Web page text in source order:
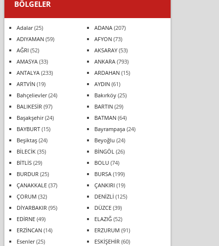
BÖLGELER
Adalar(25) ADANA(207)
ADIYAMAN(59) AFYON(73)
AĞRI (52) AKSARAY(53)
AMASYA(33) ANKARA(793)
ANTALYA(233) ARDAHAN(15)
ARTVİN(19) AYDIN(61)
Bahçelievler(24) Bakırköy(25)
BALIKESİR (97) BARTIN(29)
Başakşehir(24) BATMAN(64)
BAYBURT(15) Bayrampaşa(24)
Beşiktaş(24) Beyoğlu (24)
BİLECİK(35) BİNGÖL (26)
BİTLİS(29) BOLU (74)
BURDUR (25) BURSA(199)
ÇANAKKALE(37) ÇANKIRI (19)
ÇORUM (32) DENİZLİ (125)
DİYARBAKIR (95) DÜZCE(39)
EDİRNE(49) ELAZIĞ(52)
ERZİNCAN(14) ERZURUM (91)
Esenler(25) ESKİŞEHİR (60)